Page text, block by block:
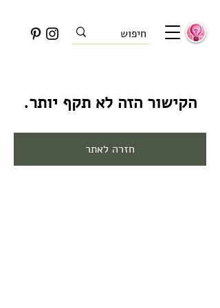
הקישור הזה לא תקף יותר.
חזרה לאתר